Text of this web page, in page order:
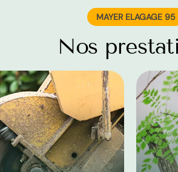
MAYER ELAGAGE 95
Nos